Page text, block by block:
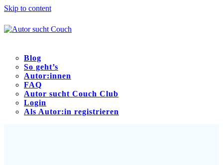
Skip to content
Blog
So geht’s
Autor:innen
FAQ
Autor sucht Couch Club
Login
Als Autor:in registrieren